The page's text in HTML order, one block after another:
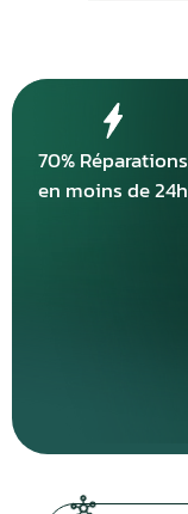
70% Réparations
en moins de 24h